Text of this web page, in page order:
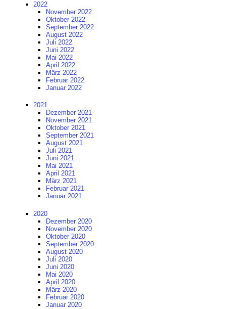
2022
November 2022
Oktober 2022
September 2022
August 2022
Juli 2022
Juni 2022
Mai 2022
April 2022
März 2022
Februar 2022
Januar 2022
2021
Dezember 2021
November 2021
Oktober 2021
September 2021
August 2021
Juli 2021
Juni 2021
Mai 2021
April 2021
März 2021
Februar 2021
Januar 2021
2020
Dezember 2020
November 2020
Oktober 2020
September 2020
August 2020
Juli 2020
Juni 2020
Mai 2020
April 2020
März 2020
Februar 2020
Januar 2020